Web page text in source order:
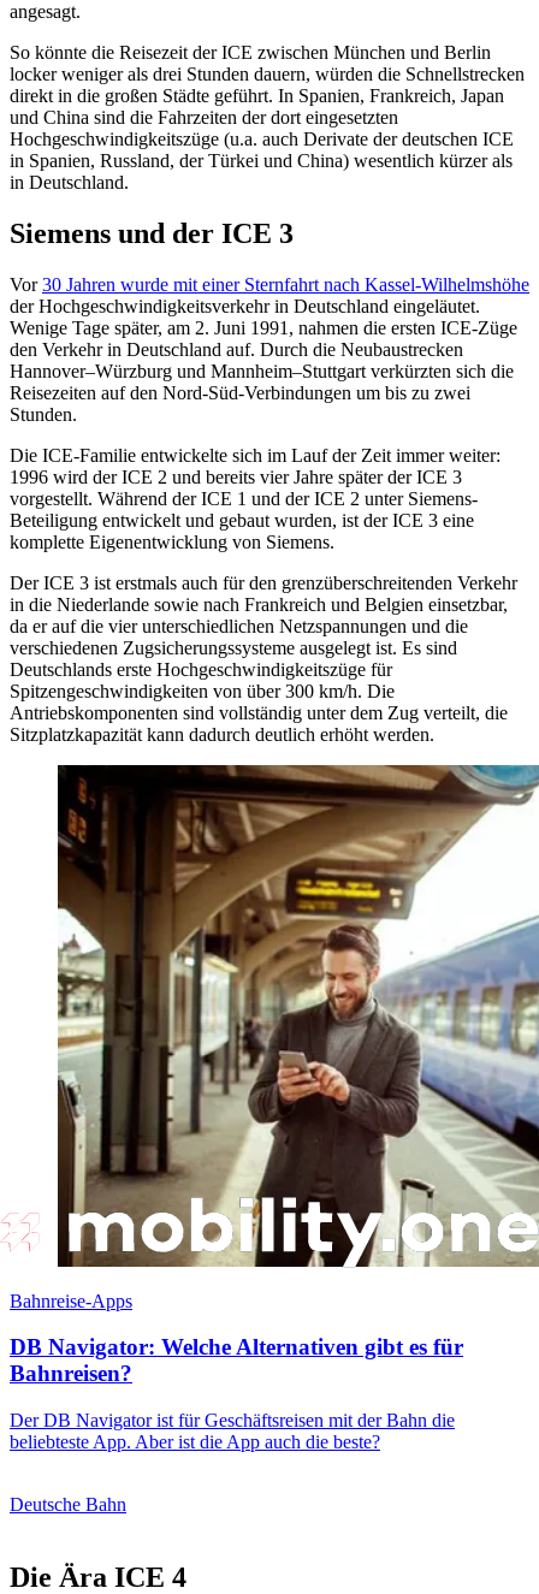
angesagt.
So könnte die Reisezeit der ICE zwischen München und Berlin
locker weniger als drei Stunden dauern, würden die Schnellstrecken
direkt in die großen Städte geführt. In Spanien, Frankreich, Japan
und China sind die Fahrzeiten der dort eingesetzten
Hochgeschwindigkeitszüge (u.a. auch Derivate der deutschen ICE
in Spanien, Russland, der Türkei und China) wesentlich kürzer als
in Deutschland.
Siemens und der ICE 3
Vor30 Jahren wurde mit einer Sternfahrt nach Kassel-Wilhelmshöhe
der Hochgeschwindigkeitsverkehr in Deutschland eingeläutet.
Wenige Tage später, am 2. Juni 1991, nahmen die ersten ICE-Züge
den Verkehr in Deutschland auf. Durch die Neubaustrecken
Hannover–Würzburg und Mannheim–Stuttgart verkürzten sich die
Reisezeiten auf den Nord-Süd-Verbindungen um bis zu zwei
Stunden.
Die ICE-Familie entwickelte sich im Lauf der Zeit immer weiter:
1996 wird der ICE 2 und bereits vier Jahre später der ICE 3
vorgestellt. Während der ICE 1 und der ICE 2 unter Siemens-
Beteiligung entwickelt und gebaut wurden, ist der ICE 3 eine
komplette Eigenentwicklung von Siemens.
Der ICE 3 ist erstmals auch für den grenzüberschreitenden Verkehr
in die Niederlande sowie nach Frankreich und Belgien einsetzbar,
da er auf die vier unterschiedlichen Netzspannungen und die
verschiedenen Zugsicherungssysteme ausgelegt ist. Es sind
Deutschlands erste Hochgeschwindigkeitszüge für
Spitzengeschwindigkeiten von über 300 km/h. Die
Antriebskomponenten sind vollständig unter dem Zug verteilt, die
Sitzplatzkapazität kann dadurch deutlich erhöht werden.
Bahnreise-Apps
DB Navigator: Welche Alternativen gibt es für
Bahnreisen?
Der DB Navigator ist für Geschäftsreisen mit der Bahn die
beliebteste App. Aber ist die App auch die beste?
Deutsche Bahn
Die Ära ICE 4